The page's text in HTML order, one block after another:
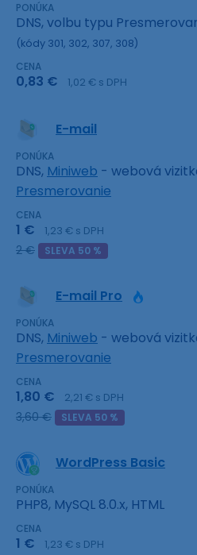
PONÚKA
DNS, volbu typu
(kódy 301, 302, 307, 308)
CENA
0,83 € 1,02 € s DPH
E-mail
PONÚKA
DNS, Miniweb - webová
Presmerovanie
CENA
1 € 1,23 € s DPH
2 € SLEVA 50 %
E-mail Pro
PONÚKA
DNS, Miniweb - webová
Presmerovanie
CENA
1,80 € 2,21 € s DPH
3,60 € SLEVA 50 %
WordPress Basic
PONÚKA
PHP8, MySQL 8.0.x, HTML
CENA
1 € 1,23 € s DPH